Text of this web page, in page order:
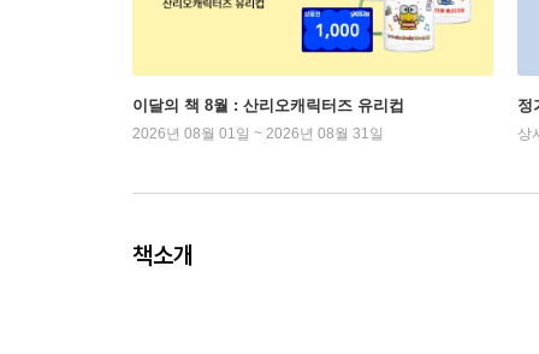
이달의 책 8월 : 산리오캐릭터즈 유리컵
2026년 08월 01일 ~ 2026년 08월 31일
정
상
책소개